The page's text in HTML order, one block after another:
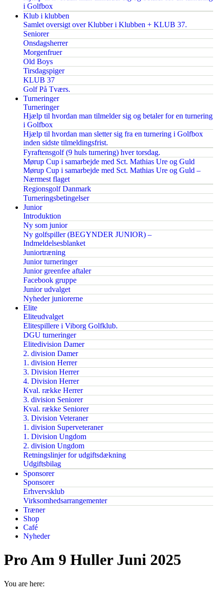
i Golfbox
Klub i klubben
Samlet oversigt over Klubber i Klubben + KLUB 37.
Seniorer
Onsdagsherrer
Morgenfruer
Old Boys
Tirsdagspiger
KLUB 37
Golf På Tværs.
Turneringer
Turneringer
Hjælp til hvordan man tilmelder sig og betaler for en turnering
i Golfbox
Hjælp til hvordan man sletter sig fra en turnering i Golfbox
inden sidste tilmeldingsfrist.
Fyraftensgolf (9 huls turnering) hver torsdag.
Mørup Cup i samarbejde med Sct. Mathias Ure og Guld
Mørup Cup i samarbejde med Sct. Mathias Ure og Guld –
Nærmest flaget
Regionsgolf Danmark
Turneringsbetingelser
Junior
Introduktion
Ny som junior
Ny golfspiller (BEGYNDER JUNIOR) –
Indmeldelsesblanket
Juniortræning
Junior turneringer
Junior greenfee aftaler
Facebook gruppe
Junior udvalget
Nyheder juniorerne
Elite
Eliteudvalget
Elitespillere i Viborg Golfklub.
DGU turneringer
Elitedivision Damer
2. division Damer
1. division Herrer
3. Division Herrer
4. Division Herrer
Kval. række Herrer
3. division Seniorer
Kval. række Seniorer
3. Division Veteraner
1. division Superveteraner
1. Division Ungdom
2. division Ungdom
Retningslinjer for udgiftsdækning
Udgiftsbilag
Sponsorer
Sponsorer
Erhvervsklub
Virksomhedsarrangementer
Træner
Shop
Café
Nyheder
Pro Am 9 Huller Juni 2025
You are here: